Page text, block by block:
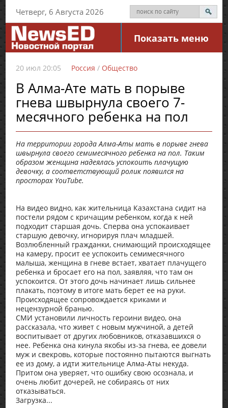
Четверг, 6 Августа 2026
Показать меню
20 июл 20:05 Россия / Общество
В Алма-Ате мать в порыве
гнева швырнула своего 7-
месячного ребенка на пол
На территории города Алма-Аты мать в порыве гнева
швырнула своего семимесячного ребенка на пол. Таким
образом женщина надеялась успокоить плачущую
девочку, а соответствующий ролик появился на
просторах YouTube.
На видео видно, как жительница Казахстана сидит на
постели рядом с кричащим ребенком, когда к ней
подходит старшая дочь. Сперва она успокаивает
старшую девочку, игнорируя плач младшей.
Возлюбленный гражданки, снимающий происходящее
на камеру, просит ее успокоить семимесячного
малыша, женщина в гневе встает, хватает плачущего
ребенка и бросает его на пол, заявляя, что там он
успокоится. От этого дочь начинает лишь сильнее
плакать, поэтому в итоге мать берет ее на руки.
Происходящее сопровождается криками и
нецензурной бранью.
СМИ установили личность героини видео, она
рассказала, что живет с новым мужчиной, а детей
воспитывает от других любовников, отказавшихся о
нее. Ребенка она кинула якобы из-за гнева, ее довели
муж и свекровь, которые постоянно пытаются выгнать
ее из дому, а идти жительнице Алма-Аты некуда.
Притом она уверяет, что ошибку свою осознала, и
очень любит дочерей, не собираясь от них
отказываться.
Загрузка...